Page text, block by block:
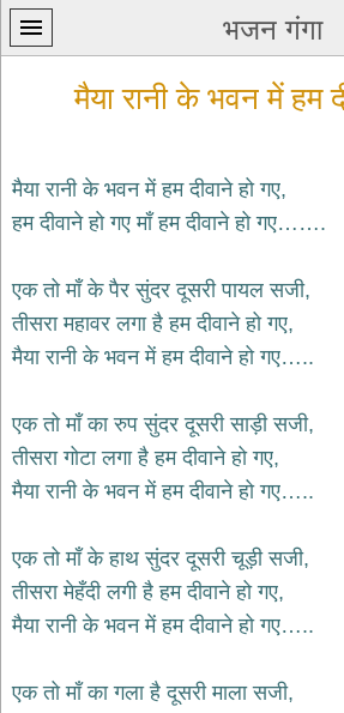
भजन गंगा
प्रथम
home
कृष्ण
भजन
krishna
शिव
भजन
bhajans
भजन
hanuman
bhajans
साईं
bhajans
मैया रानी के भवन में हम
मैया रानी के भवन में हम दीवाने हो गए,
हम दीवाने हो गए माँ हम दीवाने हो गए…….
एक तो माँ के पैर सुंदर दूसरी पायल सजी,
तीसरा महावर लगा है हम दीवाने हो गए,
मैया रानी के भवन में हम दीवाने हो गए…..
एक तो माँ का रुप सुंदर दूसरी साड़ी सजी,
तीसरा गोटा लगा है हम दीवाने हो गए,
मैया रानी के भवन में हम दीवाने हो गए…..
एक तो माँ के हाथ सुंदर दूसरी चूड़ी सजी,
तीसरा मेहँदी लगी है हम दीवाने हो गए,
मैया रानी के भवन में हम दीवाने हो गए…..
एक तो माँ का गला है दूसरी माला सजी,